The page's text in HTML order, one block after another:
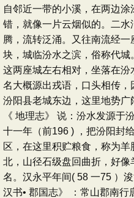
自邻近一带的小溪，在两边
错，就像一片云烟似的。二
腾，流转泛涌。又往南流经
块，城临汾水之滨，俗称代城
这两座城左右相对，坐落在
名大概源出戎语，口头相传
汾阳县老城东边，这里地势广
《 地理志》 说：汾水发源于
十一年（前196 ) ，把汾阳封
区，在这里积贮粮食，称为
北，山径石级盘回曲折，好
名。汉永平年间( 58 一75 ）
汉书• 郡国志》 ：常山郡南